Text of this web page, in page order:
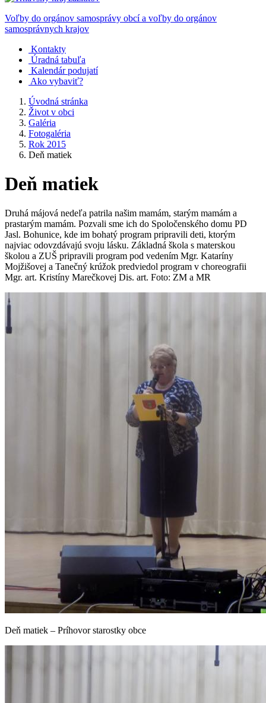
Voľby do orgánov samosprávy obcí a voľby do orgánov
samosprávnych krajov
Kontakty
Úradná tabuľa
Kalendár podujatí
Ako vybaviť?
Úvodná stránka
Život v obci
Galéria
Fotogaléria
Rok 2015
Deň matiek
Deň matiek
Druhá májová nedeľa patrila našim mamám, starým mamám a
prastarým mamám. Pozvali sme ich do Spoločenského domu PD
Jasl. Bohunice, kde im bohatý program pripravili deti, ktorým
najviac odovzdávajú svoju lásku. Základná škola s materskou
školou a ZUŠ pripravili program pod vedením Mgr. Kataríny
Mojžišovej a Tanečný krúžok predviedol program v choreografii
Mgr. art. Kristíny Marečkovej Dis. art. Foto: ZM a MR
Deň matiek – Príhovor starostky obce